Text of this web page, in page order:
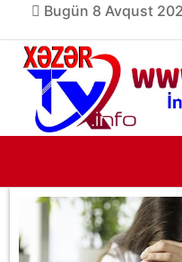
Bugün 8 Avqust